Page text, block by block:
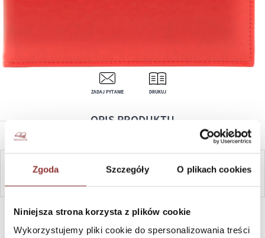
Zgoda Szczegóły O plikach cookies
Niniejsza strona korzysta z plików cookie
Wykorzystujemy pliki cookie do spersonalizowania treści
ZADAJ PYTANIE DRUKUJ
OPIS PRODUKTU
ZAPYTAJ
SZYBKI KONTAKT PN-PT, 8-16, +48 698 291 992, +48 608
381 865